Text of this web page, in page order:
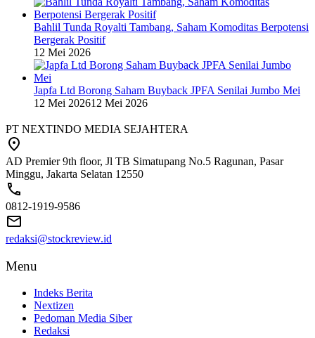
Bahlil Tunda Royalti Tambang, Saham Komoditas Berpotensi
Bergerak Positif
12 Mei 2026
Japfa Ltd Borong Saham Buyback JPFA Senilai Jumbo Mei
12 Mei 202612 Mei 2026
PT NEXTINDO MEDIA SEJAHTERA
AD Premier 9th floor, Jl TB Simatupang No.5 Ragunan, Pasar
Minggu, Jakarta Selatan 12550
0812-1919-9586
redaksi@stockreview.id
Menu
Indeks Berita
Nextizen
Pedoman Media Siber
Redaksi